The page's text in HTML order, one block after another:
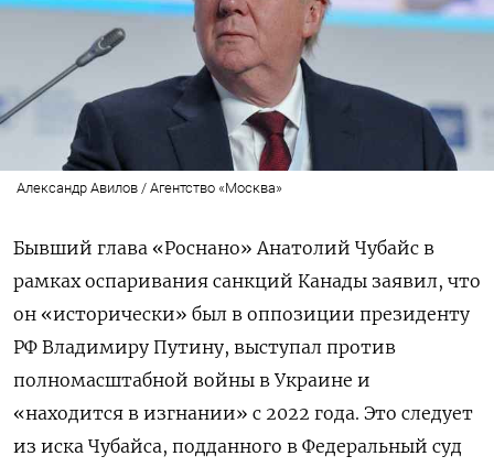
Александр Авилов / Агентство «Москва»
Бывший глава «Роснано» Анатолий Чубайс в
рамках оспаривания санкций Канады заявил, что
он «исторически» был в оппозиции президенту
РФ Владимиру Путину, выступал против
полномасштабной войны в Украине и
«находится в изгнании» с 2022 года. Это следует
из иска Чубайса, подданного в Федеральный суд